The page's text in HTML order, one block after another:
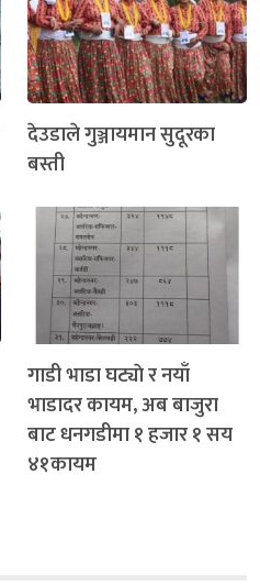
देउडाले गुञ्जायमान सुदूरका
बस्ती
गाडी भाडा घट्याे र नयाँ
भाडादर कायम, अब बाजुरा
बाट धनगडीमा १ हजार १ सय
४१कायम